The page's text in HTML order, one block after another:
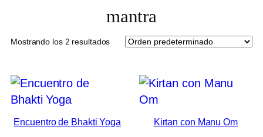
mantra
Mostrando los 2 resultados
Encuentro de Bhakti Yoga Kirtan con Manu Om